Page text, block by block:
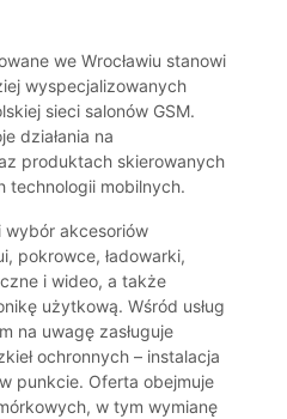
we Wrocławiu stanowi
wyspecjalizowanych
sieci salonów GSM.
działania na
produktach skierowanych
technologii mobilnych.
wybór akcesoriów
pokrowce, ładowarki,
i wideo, a także
użytkową. Wśród usług
na uwagę zasługuje
ochronnych – instalacja
punkcie. Oferta obejmuje
w tym wymianę